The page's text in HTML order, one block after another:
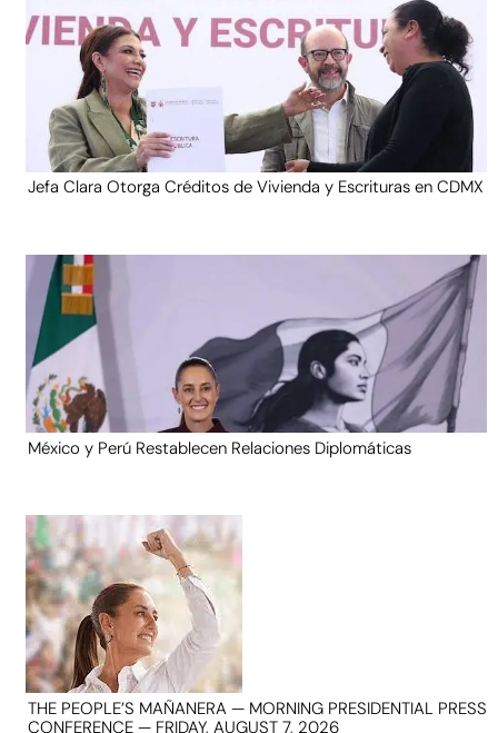
Jefa Clara Otorga Créditos de Vivienda y Escrituras en CDMX
México y Perú Restablecen Relaciones Diplomáticas
THE PEOPLE’S MAÑANERA — MORNING PRESIDENTIAL PRESS
CONFERENCE — FRIDAY, AUGUST 7, 2026